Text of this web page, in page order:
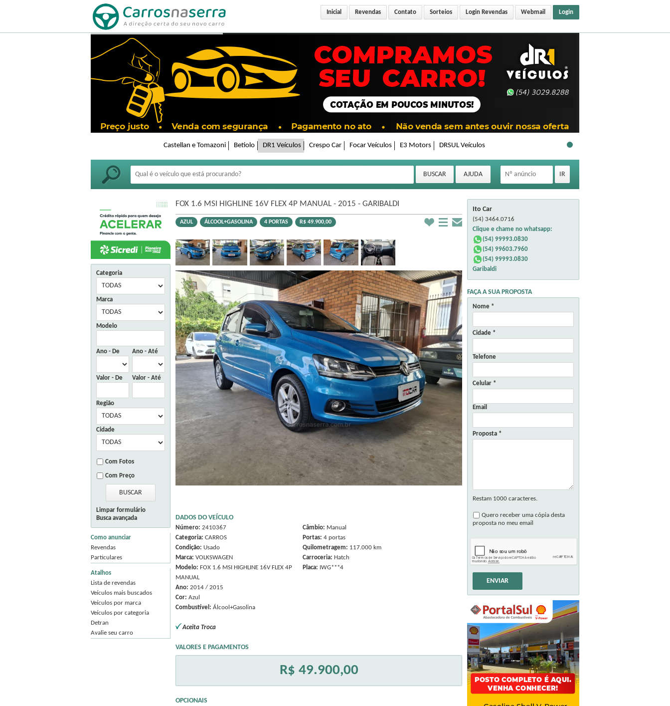
Login
Inicial Revendas Contato Sorteios Login Revendas Webmail
Castellan e Tomazoni Betiolo DR1 Veículos Crespo Car Focar Veículos E3 Motors DRSUL Veículos
Categoria
Marca
Modelo
Ano - De Ano - Até
Valor - De Valor - Até
Região
Cidade
Com Fotos
Com Preço
Limpar formulário
Busca avançada
Como anunciar
Revendas
Particulares
Atalhos
Lista de revendas
Veículos mais buscados
Veículos por marca
Veículos por categoria
Detran
Avalie seu carro
FOX 1.6 MSI HIGHLINE 16V FLEX 4P MANUAL - 2015 - GARIBALDI
AZUL ÁLCOOL+GASOLINA 4 PORTAS R$ 49.900,00
DADOS DO VEÍCULO
Número: 2410367
Categoria: CARROS
Condição: Usado
Marca: VOLKSWAGEN
Modelo: FOX 1.6 MSI HIGHLINE 16V FLEX 4P
MANUAL
Ano: 2014 / 2015
Cor: Azul
Combustível: Álcool+Gasolina
Câmbio: Manual
Portas: 4 portas
Quilometragem: 117.000 km
Carroceria: Hatch
Placa: IWG***4
Aceita Troca
VALORES E PAGAMENTOS
R$ 49.900,00
OPCIONAIS
Ito Car
(54) 3464.0716
Clique e chame no whatsapp:
(54) 99993.0830
(54) 99603.7960
(54) 99993.0830
Garibaldi
FAÇA A SUA PROPOSTA
Nome *
Cidade *
Telefone
Celular *
Email
Proposta *
Restam 1000 caracteres.
Quero receber uma cópia desta
proposta no meu email